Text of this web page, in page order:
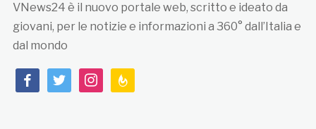
VNews24 è il nuovo portale web, scritto e ideato da
giovani, per le notizie e informazioni a 360° dall’Italia e
dal mondo
facebooktwitterinstagramfeedburner